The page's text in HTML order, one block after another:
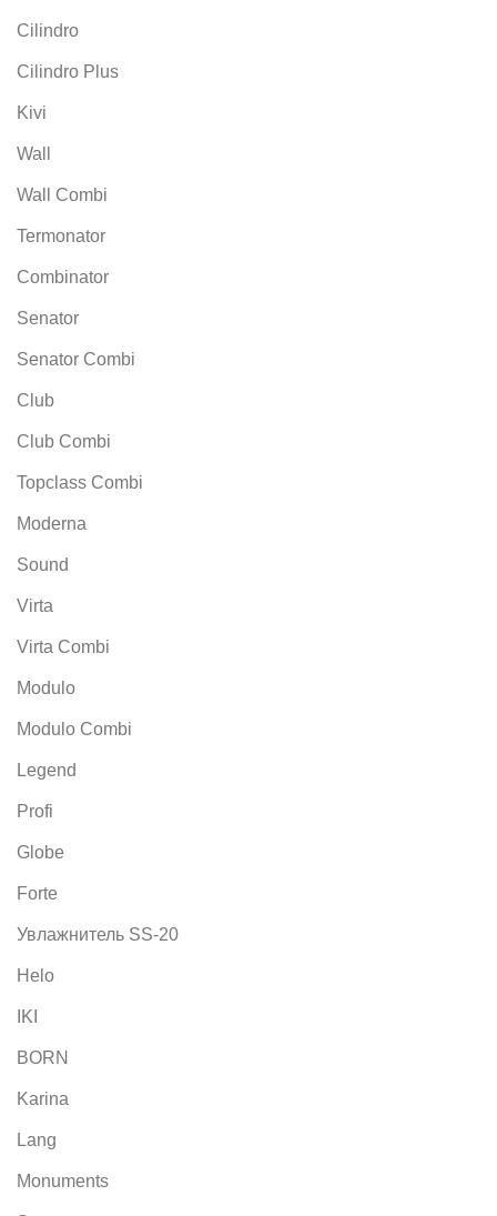
Cilindro
Cilindro Plus
Kivi
Wall
Wall Combi
Termonator
Combinator
Senator
Senator Combi
Club
Club Combi
Topclass Combi
Moderna
Sound
Virta
Virta Combi
Modulo
Modulo Combi
Legend
Profi
Globe
Forte
Увлажнитель SS-20
Helo
IKI
BORN
Karina
Lang
Monuments